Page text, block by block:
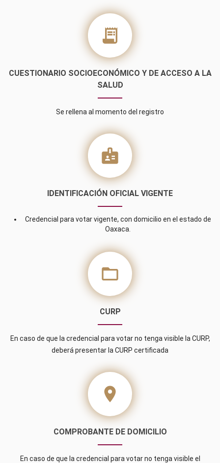
receipt_long
CUESTIONARIO SOCIOECONÓMICO Y DE ACCESO A LA
SALUD
Se rellena al momento del registro
badge
IDENTIFICACIÓN OFICIAL VIGENTE
Credencial para votar vigente, con domicilio en el estado de
Oaxaca.
folder_open
CURP
En caso de que la credencial para votar no tenga visible la CURP,
deberá presentar la CURP certificada
location_on
COMPROBANTE DE DOMICILIO
En caso de que la credencial para votar no tenga visible el